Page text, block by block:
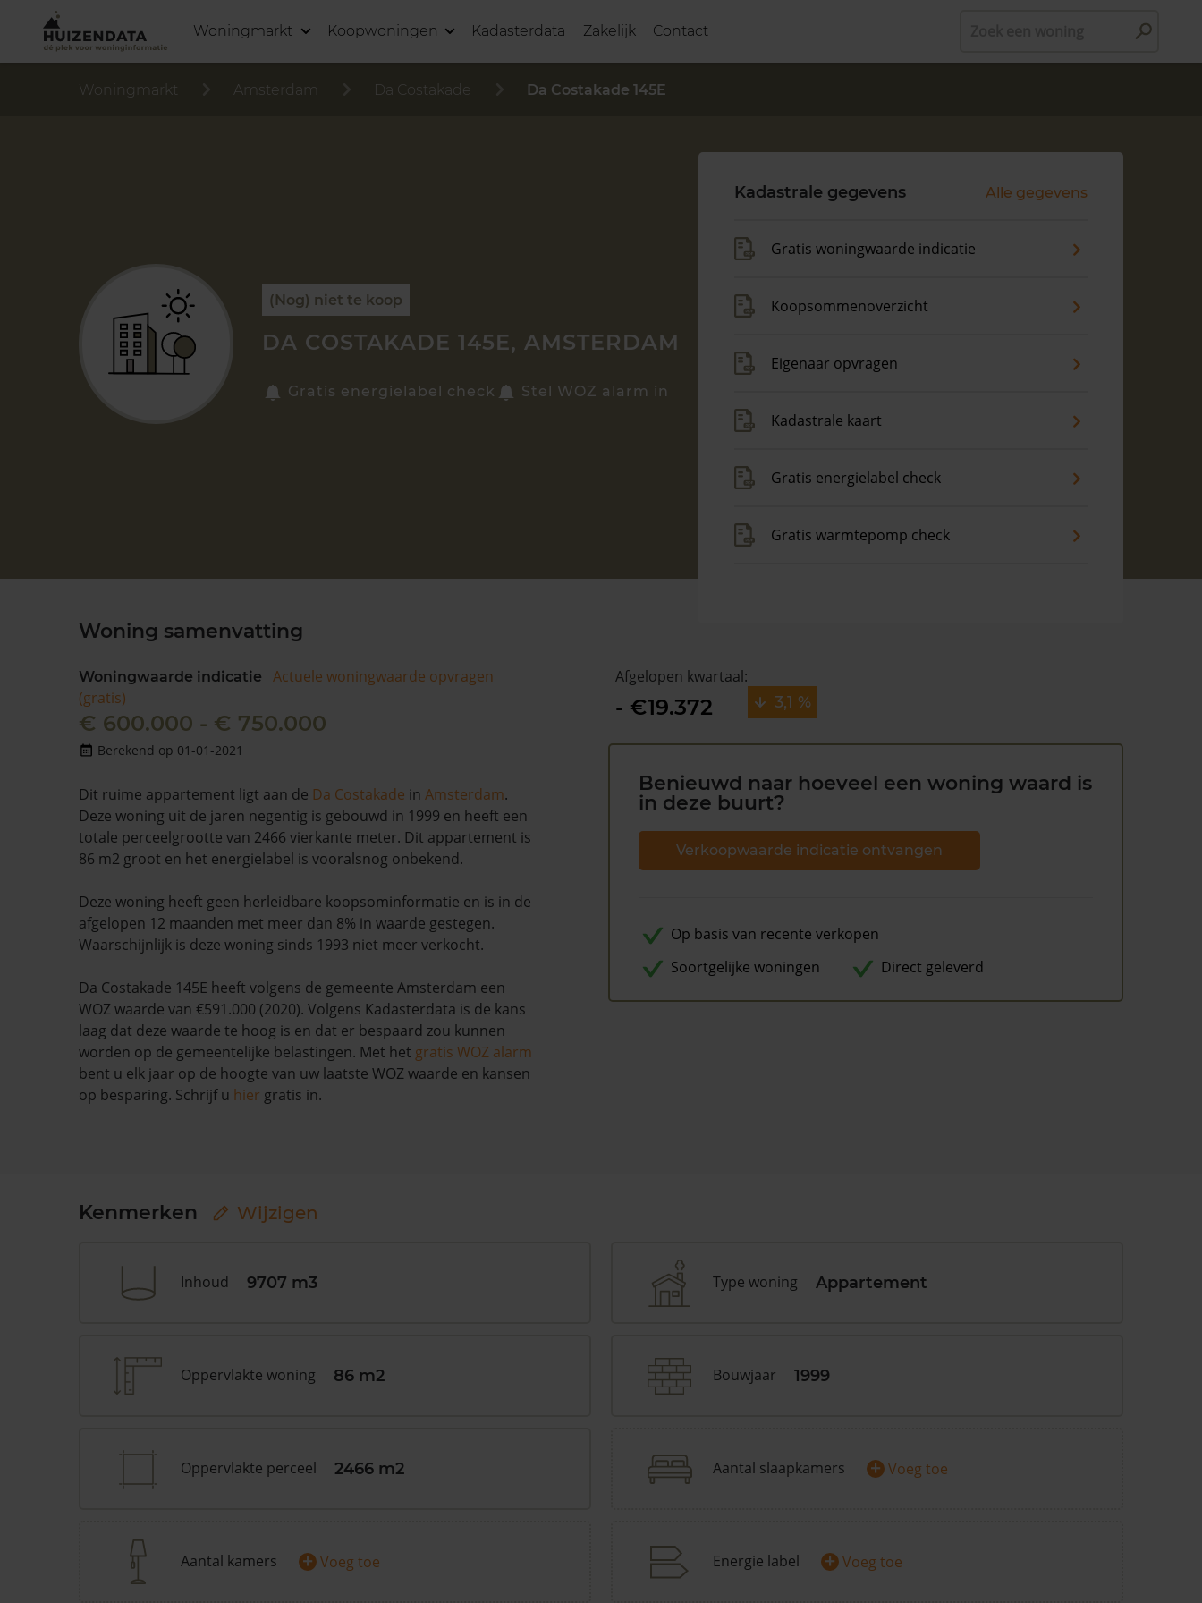
Woningmarkt Koopwoningen Kadasterdata Zakelijk Contact
Woningmarkt Amsterdam Da Costakade Da Costakade 145E
(Nog) niet te koop
DA COSTAKADE 145E, AMSTERDAM
Gratis energielabel check Stel WOZ alarm in
Kadastrale gegevens Alle gegevens
Gratis woningwaarde indicatie
Koopsommenoverzicht
Eigenaar opvragen
Kadastrale kaart
Gratis energielabel check
Gratis warmtepomp check
Woning samenvatting
Woningwaarde indicatie
Actuele woningwaarde opvragen
(gratis)
€ 600.000 - € 750.000
Berekend op 01-01-2021
Dit ruime appartement ligt aan de Da Costakade in Amsterdam.
Deze woning uit de jaren negentig is gebouwd in 1999 en heeft een
totale perceelgrootte van 2466 vierkante meter. Dit appartement is
86 m2 groot en het energielabel is vooralsnog onbekend.
Deze woning heeft geen herleidbare koopsominformatie en is in de
afgelopen 12 maanden met meer dan 8% in waarde gestegen.
Waarschijnlijk is deze woning sinds 1993 niet meer verkocht.
Da Costakade 145E heeft volgens de gemeente Amsterdam een
WOZ waarde van €591.000 (2020). Volgens Kadasterdata is de kans
laag dat deze waarde te hoog is en dat er bespaard zou kunnen
worden op de gemeentelijke belastingen. Met het gratis WOZ alarm
bent u elk jaar op de hoogte van uw laatste WOZ waarde en kansen
op besparing. Schrijf u hier gratis in.
Afgelopen kwartaal:
- €19.372 3,1 %
Benieuwd naar hoeveel een woning waard is
in deze buurt?
Verkoopwaarde indicatie ontvangen
Op basis van recente verkopen
Soortgelijke woningen
Direct geleverd
Kenmerken Wijzigen
Inhoud 9707 m3 Type woning Appartement
Oppervlakte woning 86 m2 Bouwjaar 1999
Oppervlakte perceel 2466 m2 Aantal slaapkamers + Voeg toe
Aantal kamers + Voeg toe Energie label + Voeg toe